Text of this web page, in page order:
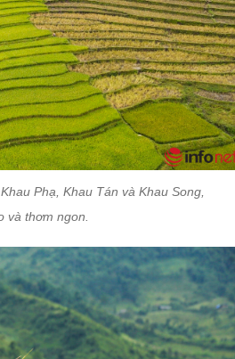
Phạ, Khau Tán và Khau Song,
và thơm ngon.